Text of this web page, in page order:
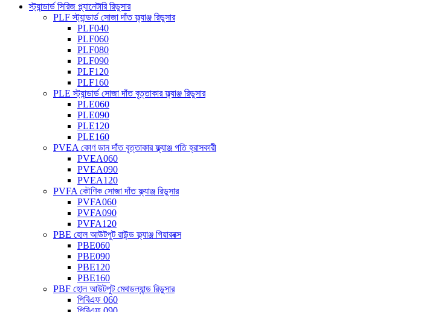
স্ট্যান্ডার্ড সিরিজ প্ল্যানেটারি রিডুসার
PLF স্ট্যান্ডার্ড সোজা দাঁত ফ্ল্যাঞ্জ রিডুসার
PLF040
PLF060
PLF080
PLF090
PLF120
PLF160
PLE স্ট্যান্ডার্ড সোজা দাঁত বৃত্তাকার ফ্ল্যাঞ্জ রিডুসার
PLE060
PLE090
PLE120
PLE160
PVEA কোণ ডান দাঁত বৃত্তাকার ফ্ল্যাঞ্জ গতি হ্রাসকারী
PVEA060
PVEA090
PVEA120
PVFA কৌণিক সোজা দাঁত ফ্ল্যাঞ্জ রিডুসার
PVFA060
PVFA090
PVFA120
PBE হোল আউটপুট রাউন্ড ফ্ল্যাঞ্জ গিয়ারবক্স
PBE060
PBE090
PBE120
PBE160
PBF হোল আউটপুট মেথডল্যান্ড রিডুসার
পিবিএফ 060